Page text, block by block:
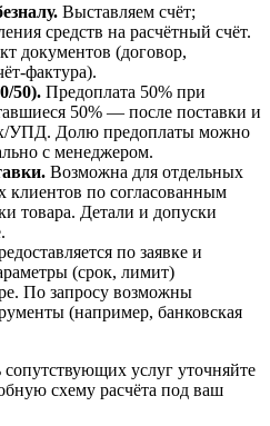
Выставляем счёт;
средств на расчётный счёт.
документов (договор,
фактура).
50). Предоплата 50% при
50% — после поставки и
УПД. Долю предоплаты можно
с менеджером.
Возможна для отдельных
клиентов по согласованным
товара. Детали и допуски
по заявке и
(срок, лимит)
По запросу возможны
(например, банковская
услуг уточняйте
схему расчёта под ваш